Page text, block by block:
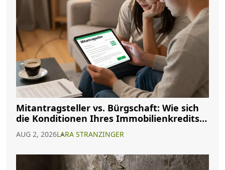
Mitantragsteller vs. Bürgschaft: Wie sich
die Konditionen Ihres Immobilienkredits
AUG 2, 2026LARA STRANZINGER